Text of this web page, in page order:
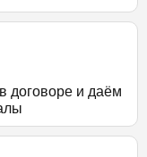
договоре и даём